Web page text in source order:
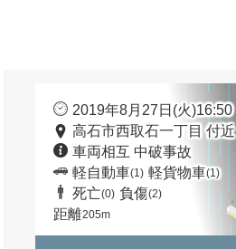
2019年8月27日(火)16:50
高石市西取石一丁目 付近
車両相互 中破事故
軽自動車(1) 軽貨物車(1)
死亡(0) 負傷(2)
距離205m